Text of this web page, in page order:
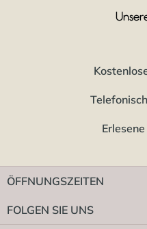
ÖFFNUNGSZEITEN
FOLGEN SIE UNS